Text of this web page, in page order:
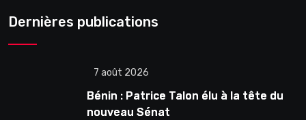
Dernières publications
7 août 2026
Bénin : Patrice Talon élu à la tête du
nouveau Sénat